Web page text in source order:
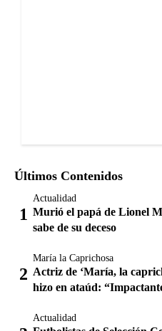
Últimos Contenidos
Actualidad
Murió el papá de Lionel
sabe de su deceso
María la Caprichosa
Actriz de ‘María, la
hizo en ataúd:
Actualidad